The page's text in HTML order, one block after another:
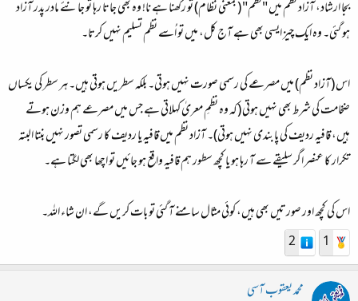
بجا ارشاد، آزاد نظم میں "نظم" (بمعنی نظام) تو رکھنا ہے نا! وہ بھی جاتا رہا تو جانئے مادر پدر آزاد
ہو گئی۔ وہ ایک چیز ایسی بھی ہے آج کل، میں تو اُسے نظم تسلیم نہیں کرتا۔
اس (آزاد نظم) میں مصرعے کی رسمی صورت نہیں ہوتی۔ بلکہ سطریں ہوتی ہیں۔ ہر سطر کی یکساں
ضخامت کی شرط بھی نہیں ہوتی (کہ وہ نظمِ معریٰ کہلاتی ہے جس میں مصرعے ہم وزن ہوتے
ہیں، قافیہ ردیف کی پابندی نہیں ہوتی)۔ آزاد نظم میں قافیہ یا ردیف کا رسمی تصور نہیں بنتا البتہ
تکرار کا عنصر اگر سلیقے سے آ رہا ہو یا کچھ سطور ہم قافیہ واقع ہو جائیں تو اچھا بھی لگتا ہے۔
اس کی کچھ اور صورتیں بھی ہیں، کوئی مثال سامنے آ گئی تو بات کریں گے، ان شاء اللہ۔
1
2
محمد یعقوب آسی